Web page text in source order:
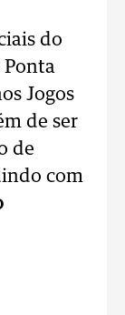
do
Jogos
de ser
de
com